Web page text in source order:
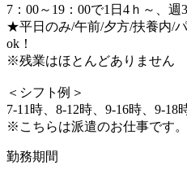
7：00～19：00で1日4ｈ～、週
★平日のみ/午前/夕方/扶養内/
ok！
※残業はほとんどありません
＜シフト例＞
7-11時、8-12時、9-16時、9-18
※こちらは派遣のお仕事です。
勤務期間